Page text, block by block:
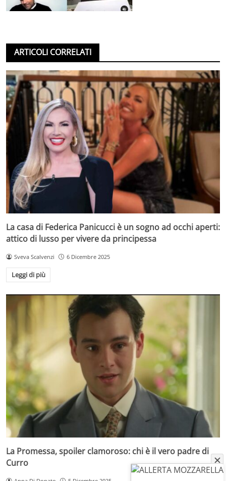
ARTICOLI CORRELATI
La casa di Federica Panicucci è un sogno ad occhi aperti:
attico di lusso per vivere da principessa
Sveva Scalvenzi 6 Dicembre 2025
Leggi di più
La Promessa, spoiler clamoroso: chi è il vero padre di
Curro